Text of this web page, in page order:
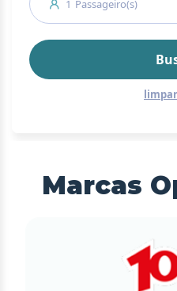
1 Passageiro(s)
Marcas